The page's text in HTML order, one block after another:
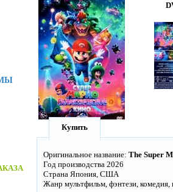
Купить
Оригинальное название: The Super
Год производства 2026
Страна Япония, США
Жанр мультфильм, фэнтези,